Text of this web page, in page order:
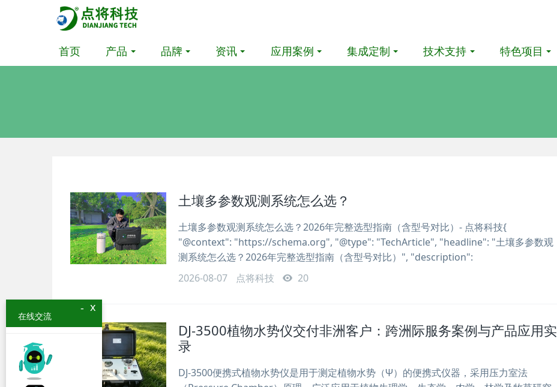
首页 产品 品牌 资讯 应用案例 集成定制 技术支持 特色项目
土壤多参数观测系统怎么选？
土壤多参数观测系统怎么选？2026年完整选型指南（含型号对比）- 点将科技{
"@context": "https://schema.org", "@type": "TechArticle", "headline": "土壤多参数观
测系统怎么选？2026年完整选型指南（含型号对比）", "description":
2026-08-07
点将科技 20
DJ-3500植物水势仪交付非洲客户：跨洲际服务案例与产品应用实
录
DJ-3500便携式植物水势仪是用于测定植物水势（Ψ）的便携式仪器，采用压力室法
x
-
在线交流